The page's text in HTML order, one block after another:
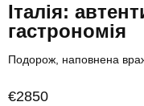
Італія:
гастрономія
Подорож, наповнена
€2850